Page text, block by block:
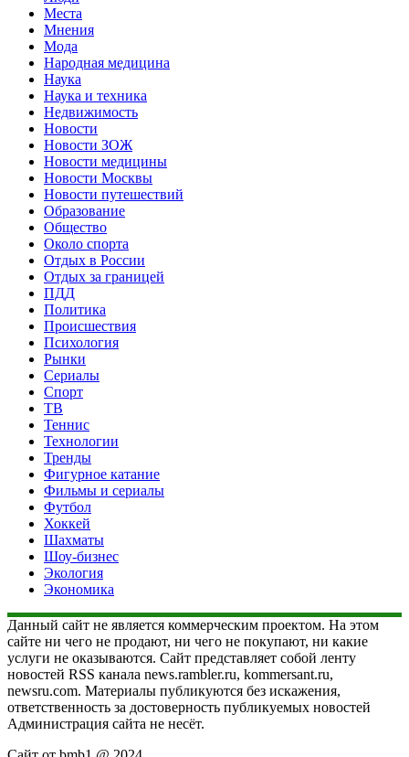
Места
Мнения
Мода
Народная медицина
Наука
Наука и техника
Недвижимость
Новости
Новости ЗОЖ
Новости медицины
Новости Москвы
Новости путешествий
Образование
Общество
Около спорта
Отдых в России
Отдых за границей
ПДД
Политика
Происшествия
Психология
Рынки
Сериалы
Спорт
ТВ
Теннис
Технологии
Тренды
Фигурное катание
Фильмы и сериалы
Футбол
Хоккей
Шахматы
Шоу-бизнес
Экология
Экономика
Данный сайт не является коммерческим проектом. На этом
сайте ни чего не продают, ни чего не покупают, ни какие
услуги не оказываются. Сайт представляет собой ленту
новостей RSS канала news.rambler.ru, kommersant.ru,
newsru.com. Материалы публикуются без искажения,
ответственность за достоверность публикуемых новостей
Администрация сайта не несёт.